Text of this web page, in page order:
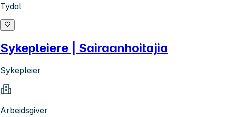
Tydal
Sykepleiere | Sairaanhoitajia
Sykepleier
Arbeidsgiver